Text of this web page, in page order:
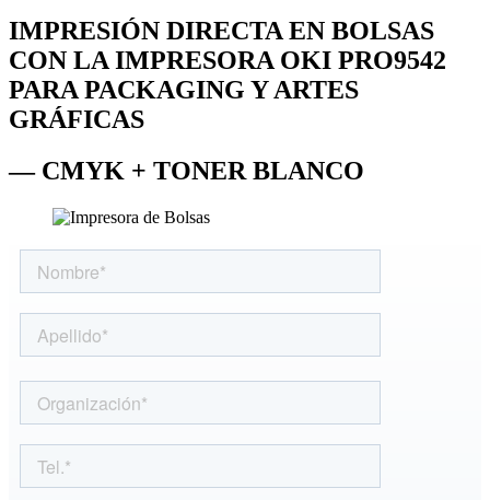
IMPRESIÓN DIRECTA EN BOLSAS
CON LA IMPRESORA OKI PRO9542
PARA PACKAGING Y ARTES
GRÁFICAS
— CMYK + TONER BLANCO